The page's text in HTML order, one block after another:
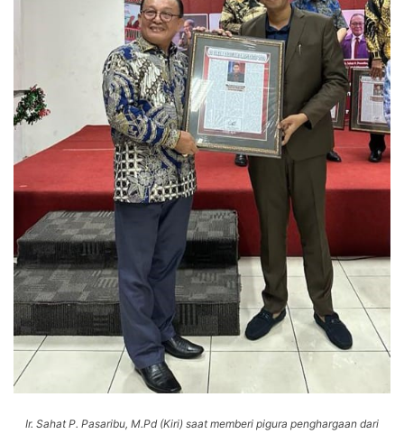
Ir. Sahat P. Pasaribu, M.Pd (Kiri) saat memberi pigura penghargaan dari